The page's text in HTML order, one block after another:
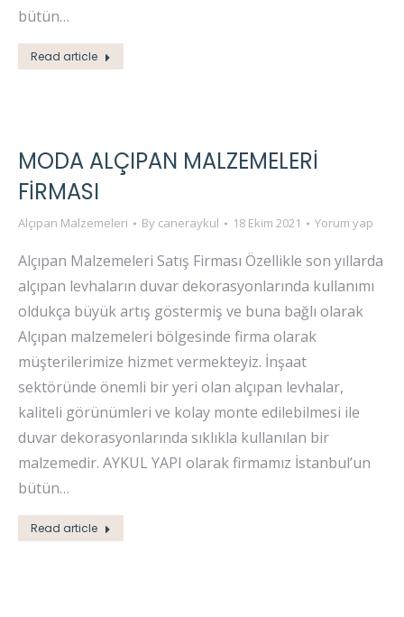
bütün…
Read article
MODA ALÇIPAN MALZEMELERI
FIRMASI
Alçıpan Malzemeleri By caneraykul 18 Ekim 2021 Yorum yap
Alçıpan Malzemeleri Satış Firması Özellikle son yıllarda
alçıpan levhaların duvar dekorasyonlarında kullanımı
oldukça büyük artış göstermiş ve buna bağlı olarak
Alçıpan malzemeleri bölgesinde firma olarak
müşterilerimize hizmet vermekteyiz. İnşaat
sektöründe önemli bir yeri olan alçıpan levhalar,
kaliteli görünümleri ve kolay monte edilebilmesi ile
duvar dekorasyonlarında sıklıkla kullanılan bir
malzemedir. AYKUL YAPI olarak firmamız İstanbul’un
bütün…
Read article